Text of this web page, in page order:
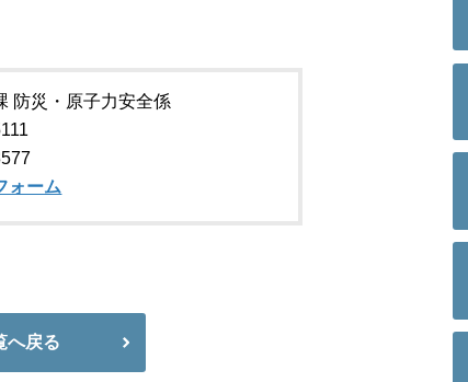
防災・原子力安全係
ォーム
へ戻る